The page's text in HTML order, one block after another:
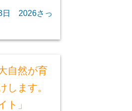
日 2026さっ
自然が育
します。
ト」